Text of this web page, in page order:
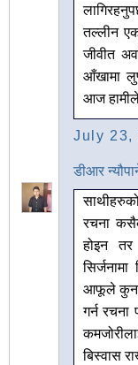
तल्लीन
जीवीत
आँखामा
आज
July 23,
डीआर
रचना
होइन
आफूले
गर्न रचना
बिस्वास